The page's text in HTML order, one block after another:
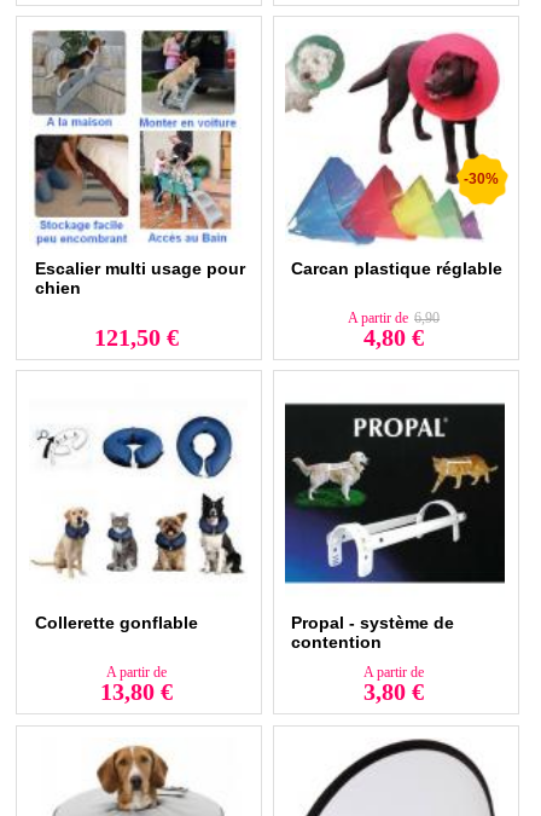
Escalier multi usage pour
chien
121,50 €
Carcan plastique réglable
-30%
A partir de 6,90
4,80 €
Collerette gonflable
A partir de
13,80 €
Propal - système de
contention
A partir de
3,80 €